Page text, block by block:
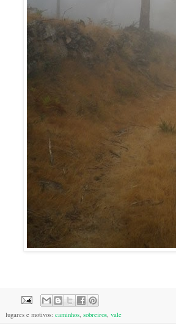
lugares e motivos: caminhos, sobreiros, vale